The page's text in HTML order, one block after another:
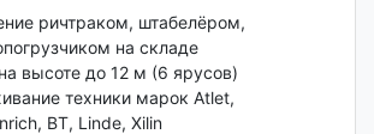
ричтраком, штабелёром,
на складе
высоте до 12 м (6 ярусов)
техники марок Atlet,
BT, Linde, Xilin